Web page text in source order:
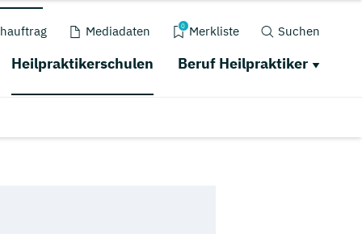
Mediadaten 0 Merkliste Suchen
Heilpraktikerschulen Beruf Heilpraktiker